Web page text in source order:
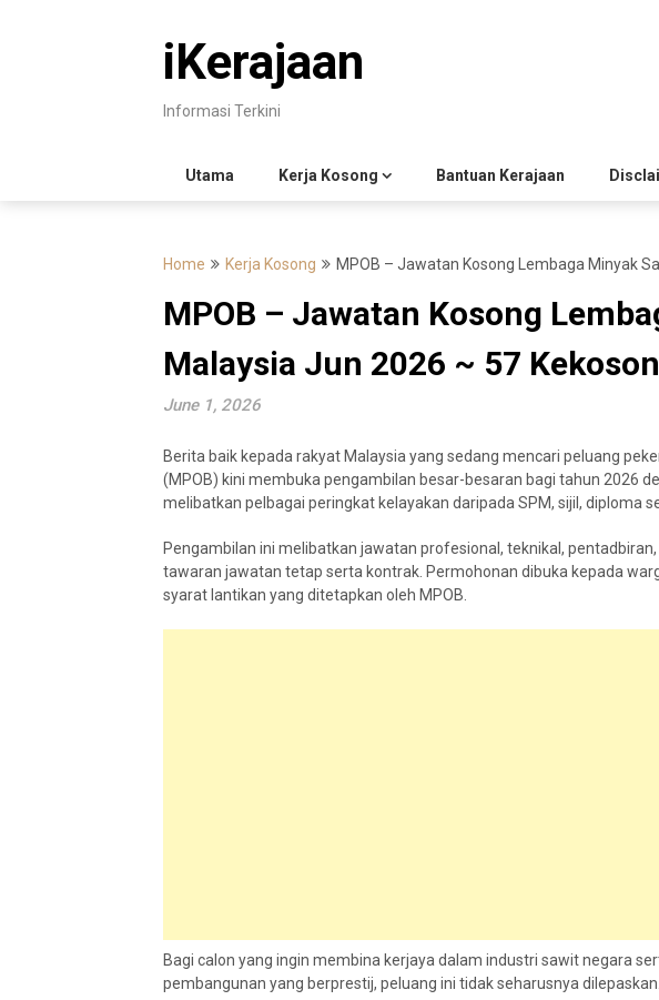
iKerajaan
Informasi Terkini
Utama Kerja Kosong Bantuan Kerajaan
Home Kerja Kosong MPOB – Jawatan Kosong Lembaga Minyak
MPOB – Jawatan Kosong
Malaysia Jun 2026 ~ 57
June 1, 2026
Berita baik kepada rakyat Malaysia yang sedang mencari peluang
(MPOB) kini membuka pengambilan besar-besaran bagi tahun 2026
melibatkan pelbagai peringkat kelayakan daripada SPM, sijil, diploma
Pengambilan ini melibatkan jawatan profesional, teknikal,
tawaran jawatan tetap serta kontrak. Permohonan dibuka kepada
syarat lantikan yang ditetapkan oleh MPOB.
Bagi calon yang ingin membina kerjaya dalam industri sawit negara
pembangunan yang berprestij, peluang ini tidak seharusnya dilepaskan.